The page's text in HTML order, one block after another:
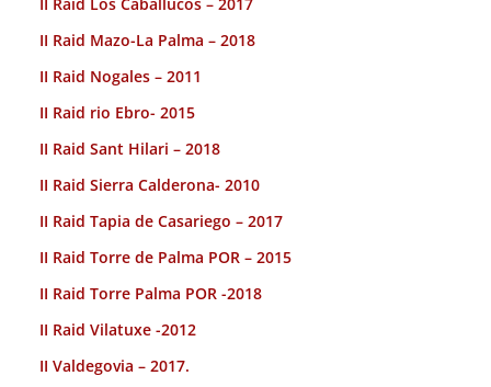
II Raid Los Caballucos – 2017
II Raid Mazo-La Palma – 2018
II Raid Nogales – 2011
II Raid rio Ebro- 2015
II Raid Sant Hilari – 2018
II Raid Sierra Calderona- 2010
II Raid Tapia de Casariego – 2017
II Raid Torre de Palma POR – 2015
II Raid Torre Palma POR -2018
II Raid Vilatuxe -2012
II Valdegovia – 2017.